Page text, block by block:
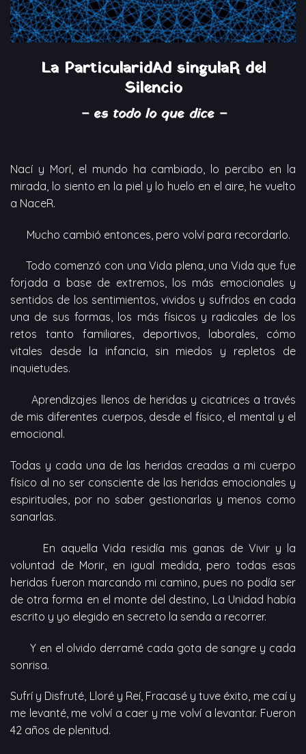
La ParticularidAd singulaR del
Silencio
– es todo lo que dice –
Nací y Morí, el mundo ha cambiado, lo percibo en la
mirada, lo siento en la piel y lo huelo en el aire, he vuelto
a NaceR.
Mucho cambió entonces, pero volví para recordarlo.
Todo comenzó con una Vida plena, una Vida que fue
forjada a base de extremos, los más emocionales y
sentidos de los sentimientos, vividos y sufridos en cada
una de sus formas, los más físicos y radicales de los
retos tanto familiares, deportivos, laborales, cómo
vitales desde la infancia, sin miedos y repletos de
inquietudes.
Aprendizajes llenos de heridas y cicatrices a través
de mis diferentes cuerpos, desde el físico, el mental y el
emocional.
Todas y cada una de las heridas creadas a mi cuerpo
físico al no ser consciente de las heridas emocionales y
espirituales, por no saber gestionarlas y menos como
sanarlas.
En aquella Vida residía mis ganas de Vivir y la
voluntad de Morir, en igual medida, pero todas esas
heridas fueron marcando mi camino, pues no podía ser
de otra forma en el monte del destino, La Unidad había
escrito y yo elegido en secreto la senda a recorrer.
Y en el olvido derramé cada gota de sangre y cada
sonrisa.
Sufrí y Disfruté, Lloré y Reí, Fracasé y tuve éxito, me caí y
me levanté, me volví a caer y me volví a levantar. Fueron
42 años de plenitud.